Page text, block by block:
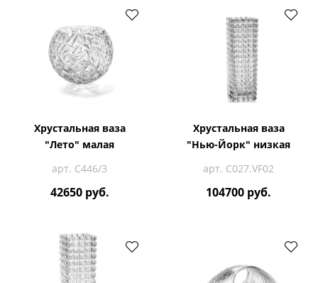
Хрустальная ваза
"Лето" малая
арт. С446/3
42650 руб.
Хрустальная ваза
"Нью-Йорк" низкая
арт. C027.VF02
104700 руб.